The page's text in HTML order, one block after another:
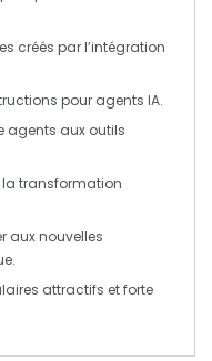
créés par l’intégration
pour agents IA.
agents aux outils
la transformation
aux nouvelles
attractifs et forte